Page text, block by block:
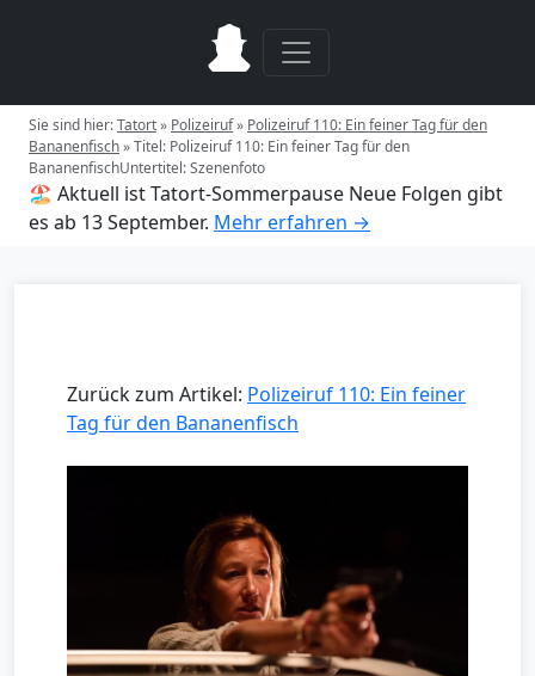
Sie sind hier:Tatort» Polizeiruf» Polizeiruf 110: Ein feiner Tag für den
Bananenfisch»Titel: Polizeiruf 110: Ein feiner Tag für den
BananenfischUntertitel: Szenenfoto
🏖️ Aktuell ist Tatort-Sommerpause Neue Folgen gibt
es ab 13 September. Mehr erfahren →
Zurück zum Artikel: Polizeiruf 110: Ein feiner
Tag für den Bananenfisch